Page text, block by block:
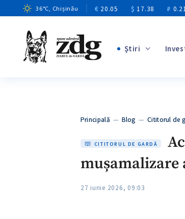
36°C, Chișinău € 20.05 $ 17.38 ₽
Ştiri
Principală —Blog —Cititorul de
CITITORUL DE GARDĂ
mușamalizare
27 iunie 2026, 09:03